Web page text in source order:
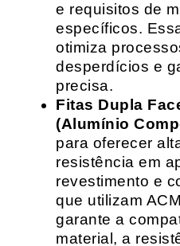
e requisitos de
específicos.
otimiza
desperdícios e
precisa.
Fitas Dupla
(Alumínio
para oferecer
resistência em
revestimento e
que utilizam
garante a
material, a